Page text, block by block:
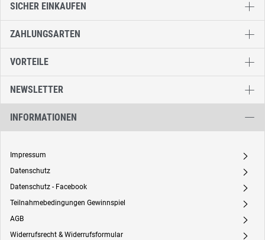
SICHER EINKAUFEN
ZAHLUNGSARTEN
VORTEILE
NEWSLETTER
INFORMATIONEN
Impressum A
Datenschutz A
Datenschutz - Facebook A
Teilnahmebedingungen Gewinnspiel A
AGB A
Widerrufsrecht & Widerrufsformular A